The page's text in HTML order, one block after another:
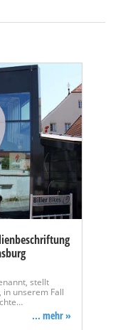
stellt
unserem Fall
... mehr »